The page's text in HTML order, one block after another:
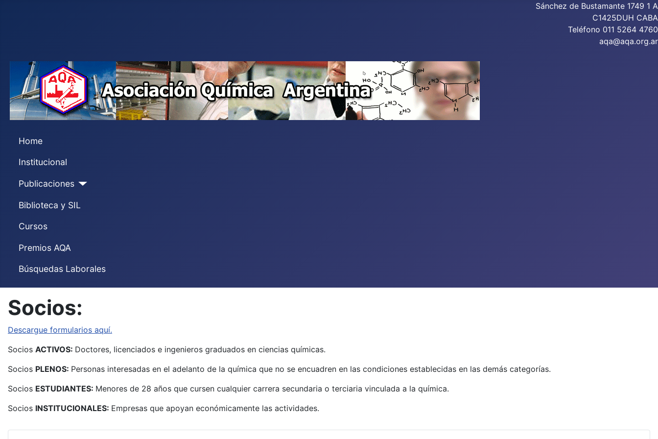
Sánchez de Bustamante 1749 1 A
C1425DUH CABA
Teléfono 011 5264 4760
aqa@aqa.org.ar
Home
Institucional
Publicaciones
Biblioteca y SIL
Cursos
Premios AQA
Búsquedas Laborales
Socios:
Descargue formularios aquí.
Socios ACTIVOS: Doctores, licenciados e ingenieros graduados en ciencias químicas.
Socios PLENOS: Personas interesadas en el adelanto de la química que no se encuadren en las condiciones establecidas en las demás categorías.
Socios ESTUDIANTES: Menores de 28 años que cursen cualquier carrera secundaria o terciaria vinculada a la química.
Socios INSTITUCIONALES: Empresas que apoyan económicamente las actividades.